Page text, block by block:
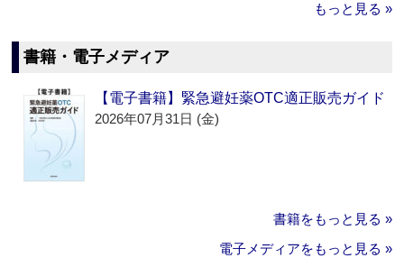
もっと見る »
書籍・電子メディア
【電子書籍】緊急避妊薬OTC適正販売ガイド
2026年07月31日 (金)
書籍をもっと見る »
電子メディアをもっと見る »